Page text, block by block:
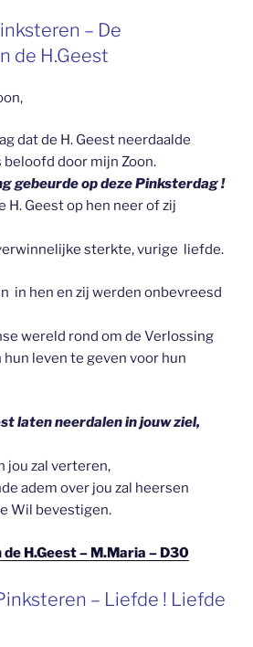
– De
de H.Geest
dat de H. Geest neerdaalde
beloofd door mijn Zoon.
gebeurde op deze Pinksterdag !
H. Geest op hen neer of zij
sterkte, vurige liefde.
in hen en zij werden onbevreesd
wereld rond om de Verlossing
leven te geven voor hun
laten neerdalen in jouw ziel,
jou zal verteren,
adem over jou zal heersen
Wil bevestigen.
H.Geest – M.Maria – D30
– Liefde ! Liefde